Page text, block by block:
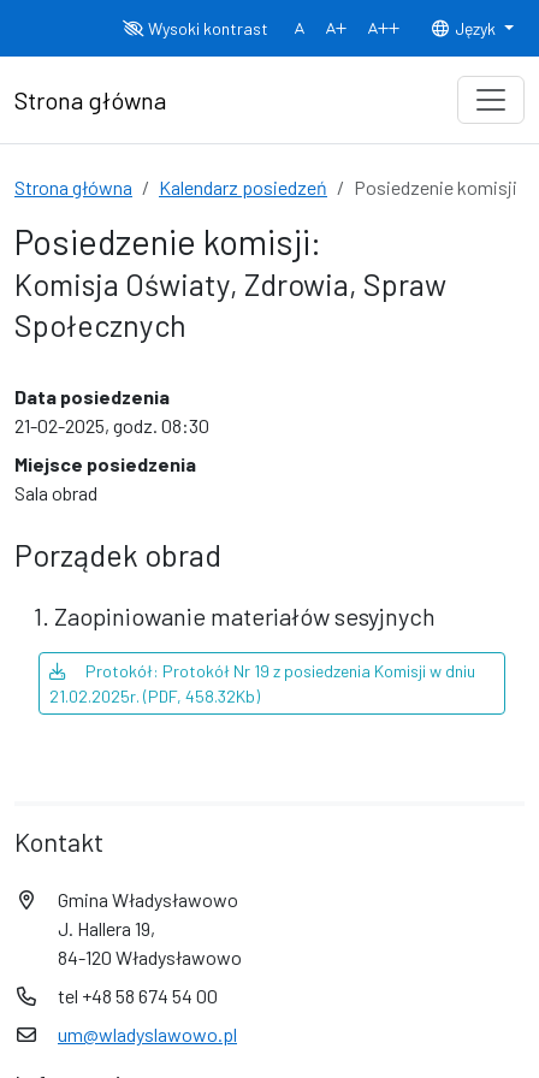
Wysoki kontrast
Normalny rozmiar czcionki
Rozmiar czcionki 150% Rozmiar
Język
Strona główna
Strona główna Kalendarz posiedzeń Posiedzenie komisji
Posiedzenie komisji:
Komisja Oświaty, Zdrowia, Spraw
Społecznych
Data posiedzenia
21-02-2025, godz. 08:30
Miejsce posiedzenia
Sala obrad
Porządek obrad
1. Zaopiniowanie materiałów sesyjnych
Protokół: Protokół Nr 19 z posiedzenia Komisji w dniu
21.02.2025r. (PDF, 458.32Kb)
Kontakt
Gmina Władysławowo
J. Hallera 19,
84-120 Władysławowo
tel +48 58 674 54 00
um@wladyslawowo.pl